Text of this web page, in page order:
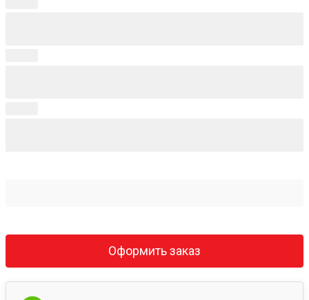
Оформить заказ